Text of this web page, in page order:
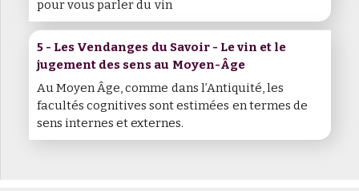
pour vous parler du vin
5 - Les Vendanges du Savoir - Le vin et le
jugement des sens au Moyen-Âge
Au Moyen Âge, comme dans l’Antiquité, les
facultés cognitives sont estimées en termes de
sens internes et externes.